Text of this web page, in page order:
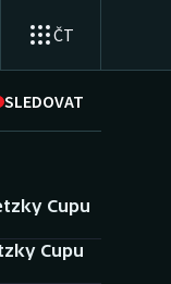
ČT
SLEDOVAT
Cupu
Cupu